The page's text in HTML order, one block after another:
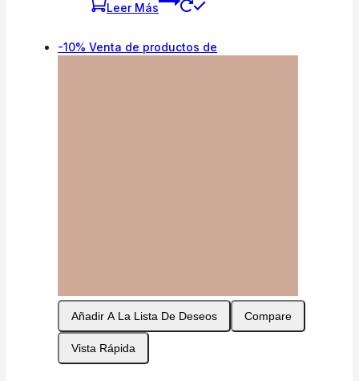
Leer Más
-10% Venta de productos de
Añadir A La Lista De Deseos Compare
Vista Rápida